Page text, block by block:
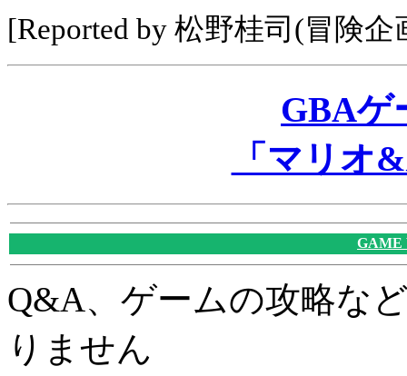
[Reported by 松野桂司(冒険企
GBAゲ
「マリオ
GAME
Q&A、ゲームの攻略な
りません